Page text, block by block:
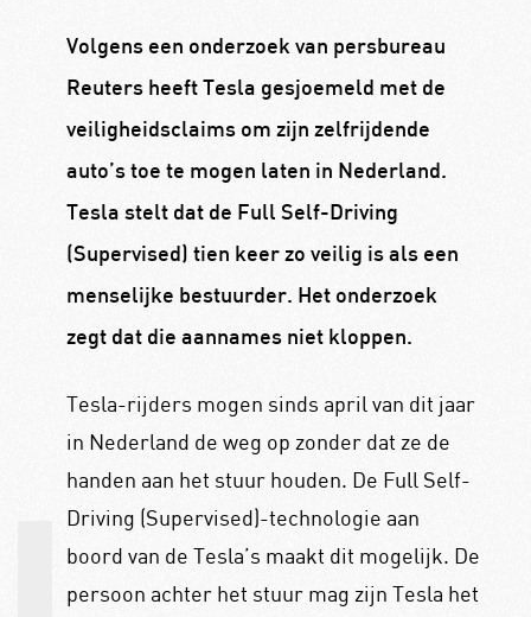
Volgens een onderzoek van persbureau
Reuters heeft Tesla gesjoemeld met de
veiligheidsclaims om zijn zelfrijdende
auto’s toe te mogen laten in Nederland.
Tesla stelt dat de Full Self-Driving
(Supervised) tien keer zo veilig is als een
menselijke bestuurder. Het onderzoek
zegt dat die aannames niet kloppen.
Tesla-rijders mogen sinds april van dit jaar
in Nederland de weg op zonder dat ze de
handen aan het stuur houden. De Full Self-
Driving (Supervised)-technologie aan
boord van de Tesla’s maakt dit mogelijk. De
persoon achter het stuur mag zijn Tesla het